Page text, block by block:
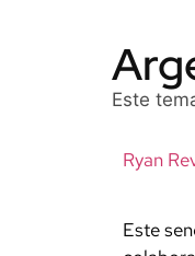
Este
Ryan
Este